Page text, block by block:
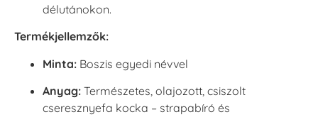
délutánokon.
Termékjellemzők:
Minta: Boszis egyedi névvel
Anyag: Természetes, olajozott, csiszolt
cseresznyefa kocka – strapabíró és